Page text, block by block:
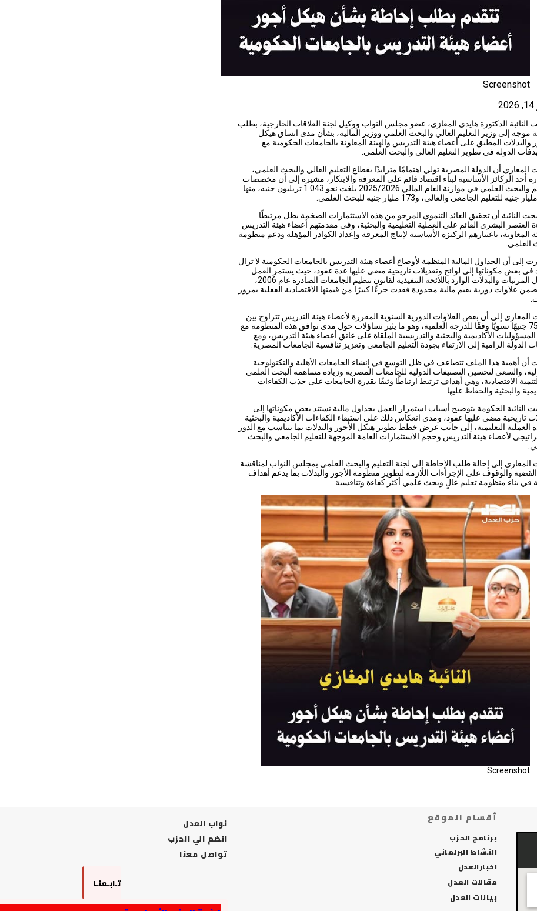
Screenshot
النائبة الدكتورة هايدي المغازي، عضو مجلس النواب ووكيل لجنة العلاقات الخارجية، بطلب
موجه إلى وزير التعليم العالي والبحث العلمي ووزير المالية، بشأن مدى اتساق هيكل
والبدلات المطبق على أعضاء هيئة التدريس والهيئة المعاونة بالجامعات الحكومية مع
الدولة في تطوير التعليم العالي والبحث العلمي.
المغازي أن الدولة المصرية تولي اهتمامًا متزايدًا بقطاع التعليم العالي والبحث العلمي،
أحد الركائز الأساسية لبناء اقتصاد قائم على المعرفة والابتكار، مشيرة إلى أن مخصصات
التعليم والبحث العلمي في موازنة العام المالي 2025/2026 بلغت نحو 1.043 تريليون جنيه، منها
النائبة أن تحقيق العائد التنموي المرجو من هذه الاستثمارات الضخمة يظل مرتبطًا
العنصر البشري القائم على العملية التعليمية والبحثية، وفي مقدمتهم أعضاء هيئة التدريس
المعاونة، باعتبارهم الركيزة الأساسية لإنتاج المعرفة وإعداد الكوادر المؤهلة ودعم منظومة
العلمي.
إلى أن الجداول المالية المنظمة لأوضاع أعضاء هيئة التدريس بالجامعات الحكومية لا تزال
في بعض مكوناتها إلى لوائح وتعديلات تاريخية مضى عليها عدة عقود، حيث يستمر العمل
بجدول المرتبات والبدلات الوارد باللائحة التنفيذية لقانون تنظيم الجامعات الصادرة عام 2006،
علاوات دورية بقيم مالية محدودة فقدت جزءًا كبيرًا من قيمتها الاقتصادية الفعلية بمرور
المغازي إلى أن بعض العلاوات الدورية السنوية المقررة لأعضاء هيئة التدريس تتراوح بين
36 و75 جنيهًا سنويًا وفقًا للدرجة العلمية، وهو ما يثير تساؤلات حول مدى توافق هذه المنظومة مع
الأكاديمية والبحثية والتدريسية الملقاة على عاتق أعضاء هيئة التدريس، ومع
الدولة الرامية إلى الارتقاء بجودة التعليم الجامعي وتعزيز تنافسية الجامعات المصرية.
أن أهمية هذا الملف تتضاعف في ظل التوسع في إنشاء الجامعات الأهلية والتكنولوجية
والسعي لتحسين التصنيفات الدولية للجامعات المصرية وزيادة مساهمة البحث العلمي
الاقتصادية، وهي أهداف ترتبط ارتباطًا وثيقًا بقدرة الجامعات على جذب الكفاءات
والبحثية والحفاظ عليها.
النائبة الحكومة بتوضيح أسباب استمرار العمل بجداول مالية تستند بعض مكوناتها إلى
تاريخية مضى عليها عقود، ومدى انعكاس ذلك على استبقاء الكفاءات الأكاديمية والبحثية
العملية التعليمية، إلى جانب عرض خطط تطوير هيكل الأجور والبدلات بما يتناسب مع الدور
لأعضاء هيئة التدريس وحجم الاستثمارات العامة الموجهة للتعليم الجامعي والبحث
المغازي إلى إحالة طلب الإحاطة إلى لجنة التعليم والبحث العلمي بمجلس النواب لمناقشة
القضية والوقوف على الإجراءات اللازمة لتطوير منظومة الأجور والبدلات بما يدعم أهداف
في بناء منظومة تعليم عالٍ وبحث علمي أكثر كفاءة وتنافسية
Screenshot
أقسام الموقع
برنامج الحزب
النشاط البرلماني
اخبارالعدل
مقالات العدل
بيانات العدل
نواب العدل
انضم الي الحزب
تواصل معنا
تـابـعنـا